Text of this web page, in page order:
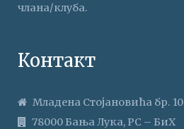
члана/клуба.
Контакт
Младена Стојановића бр. 10
78000 Бања Лука, РС – БиХ